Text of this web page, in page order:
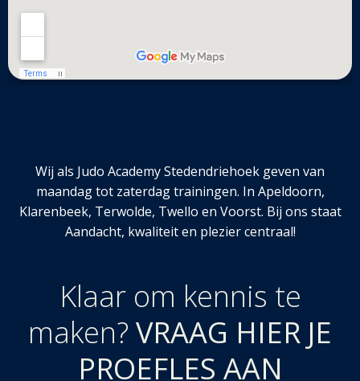
Wij als Judo Academy Stedendriehoek geven van
maandag tot zaterdag trainingen. In Apeldoorn,
Klarenbeek, Terwolde, Twello en Voorst. Bij ons staat
Aandacht, kwaliteit en plezier centraal!
Klaar om kennis te
maken? VRAAG HIER JE
PROEFLES AAN